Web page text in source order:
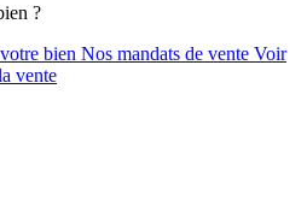
?
bien Nos mandats de vente Voir
vente